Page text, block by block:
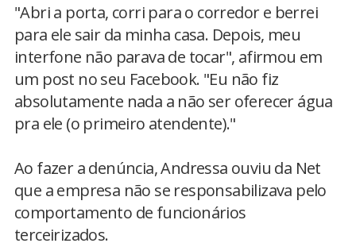
"Abri a porta, corri para o corredor e berrei
para ele sair da minha casa. Depois, meu
interfone não parava de tocar", afirmou em
um post no seu Facebook. "Eu não fiz
absolutamente nada a não ser oferecer água
pra ele (o primeiro atendente)."
Ao fazer a denúncia, Andressa ouviu da Net
que a empresa não se responsabilizava pelo
comportamento de funcionários
terceirizados.